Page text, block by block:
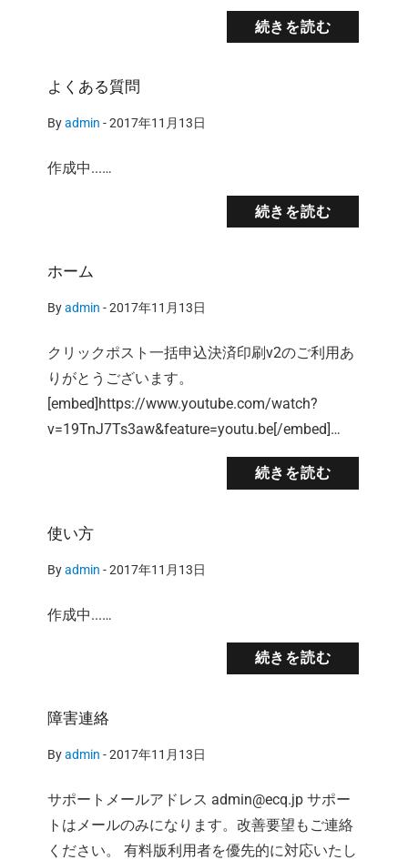
続きを読む
よくある質問
Byadmin -2017年11月13日
作成中...…
続きを読む
ホーム
Byadmin -2017年11月13日
クリックポスト一括申込決済印刷v2のご利用あ
りがとうございます。
[embed]https://www.youtube.com/watch?
v=19TnJ7Ts3aw&feature=youtu.be[/embed]…
続きを読む
使い方
Byadmin -2017年11月13日
作成中...…
続きを読む
障害連絡
Byadmin -2017年11月13日
サポートメールアドレス admin@ecq.jp サポー
トはメールのみになります。改善要望もご連絡
ください。 有料版利用者を優先的に対応いたし